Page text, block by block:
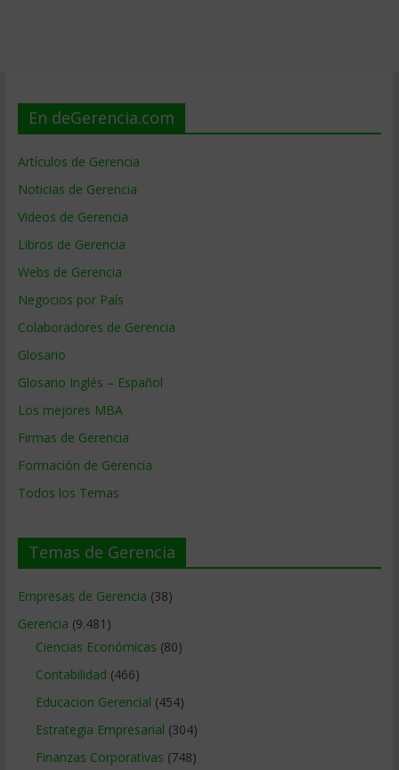
En deGerencia.com
Artículos de Gerencia
Noticias de Gerencia
Videos de Gerencia
Libros de Gerencia
Webs de Gerencia
Negocios por País
Colaboradores de Gerencia
Glosario
Glosario Inglés – Español
Los mejores MBA
Firmas de Gerencia
Formación de Gerencia
Todos los Temas
Temas de Gerencia
Empresas de Gerencia (38)
Gerencia (9.481)
Ciencias Económicas (80)
Contabilidad (466)
Educacion Gerencial (454)
Estrategia Empresarial (304)
Finanzas Corporativas (748)